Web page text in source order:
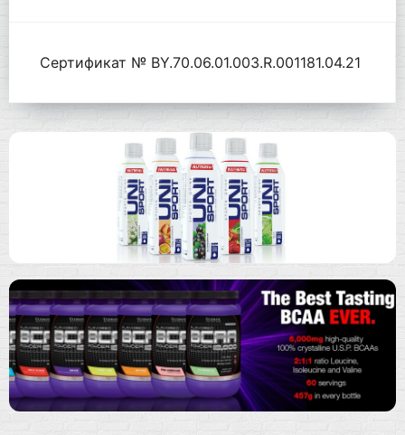
Сертификат № BY.70.06.01.003.R.001181.04.21